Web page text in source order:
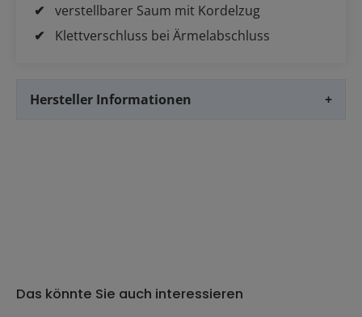
verstellbarer Saum mit Kordelzug
Klettverschluss bei Ärmelabschluss
Hersteller Informationen +
Das könnte Sie auch interessieren